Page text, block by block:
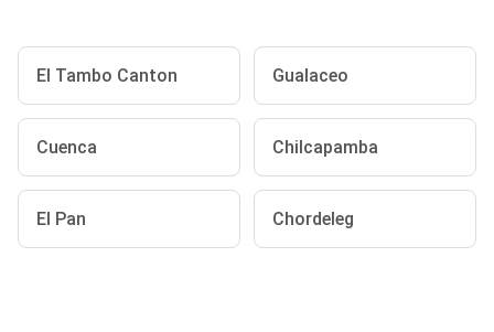
El Tambo Canton Gualaceo
Cuenca Chilcapamba
El Pan Chordeleg